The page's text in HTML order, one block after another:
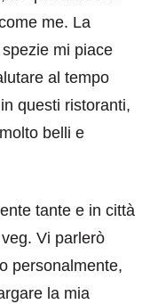
me. La
mi piace
al tempo
questi ristoranti,
belli e
tante e in città
Vi parlerò
personalmente,
la mia